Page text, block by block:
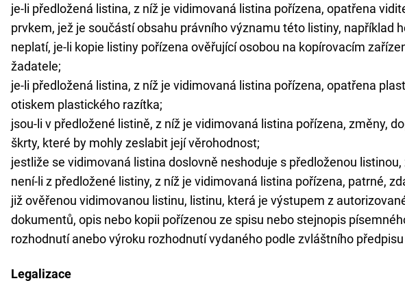
je-li předložená listina, z níž je vidimovaná listina pořízena, opatřena
prvkem, jež je součástí obsahu právního významu této listiny, například
neplatí, je-li kopie listiny pořízena ověřující osobou na kopírovacím
žadatele;
je-li předložená listina, z níž je vidimovaná listina pořízena, opatřena
otiskem plastického razítka;
jsou-li v předložené listině, z níž je vidimovaná listina pořízena, změny,
škrty, které by mohly zeslabit její věrohodnost;
jestliže se vidimovaná listina doslovně neshoduje s předloženou listinou,
není-li z předložené listiny, z níž je vidimovaná listina pořízena, patrné,
již ověřenou vidimovanou listinu, listinu, která je výstupem z
dokumentů, opis nebo kopii pořízenou ze spisu nebo stejnopis
rozhodnutí anebo výroku rozhodnutí vydaného podle zvláštního předpisu
Legalizace